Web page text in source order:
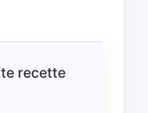
recette